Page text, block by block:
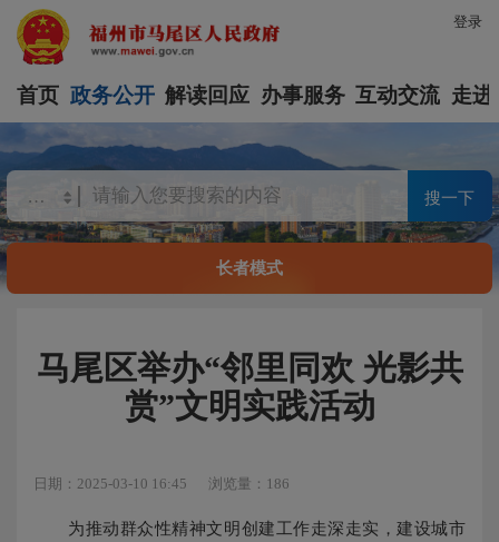
登录
首页 政务公开 解读回应 办事服务 互动交流 走进
搜一下
长者模式
马尾区举办“邻里同欢 光影共
赏”文明实践活动
日期：2025-03-10 16:45 浏览量：186
为推动群众性精神文明创建工作走深走实，建设城市